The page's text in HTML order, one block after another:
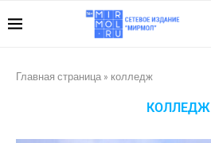
Главная страница » колледж
КОЛЛЕДЖ